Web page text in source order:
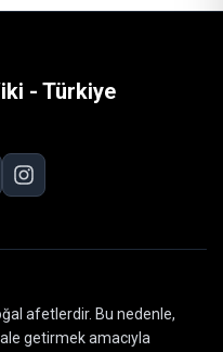
- Türkiye
afetlerdir. Bu nedenle,
getirmek amacıyla